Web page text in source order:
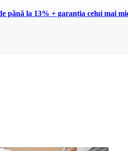
până la 13% + garanția celui mai